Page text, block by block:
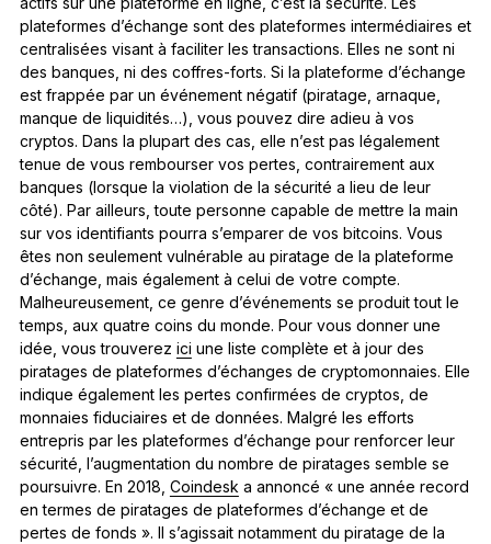
plateformes d’échange sont des plateformes intermédiaires et
centralisées visant à faciliter les transactions. Elles ne sont ni
des banques, ni des coffres-forts. Si la plateforme d’échange
est frappée par un événement négatif (piratage, arnaque,
manque de liquidités…), vous pouvez dire adieu à vos
cryptos. Dans la plupart des cas, elle n’est pas légalement
tenue de vous rembourser vos pertes, contrairement aux
banques (lorsque la violation de la sécurité a lieu de leur
côté). Par ailleurs, toute personne capable de mettre la main
sur vos identifiants pourra s’emparer de vos bitcoins. Vous
êtes non seulement vulnérable au piratage de la plateforme
d’échange, mais également à celui de votre compte.
Malheureusement, ce genre d’événements se produit tout le
temps, aux quatre coins du monde. Pour vous donner une
idée, vous trouverez ici une liste complète et à jour des
piratages de plateformes d’échanges de cryptomonnaies. Elle
indique également les pertes confirmées de cryptos, de
monnaies fiduciaires et de données. Malgré les efforts
entrepris par les plateformes d’échange pour renforcer leur
sécurité, l’augmentation du nombre de piratages semble se
poursuivre. En 2018, Coindesk a annoncé « une année record
en termes de piratages de plateformes d’échange et de
pertes de fonds ». Il s’agissait notamment du piratage de la